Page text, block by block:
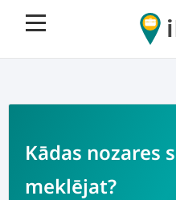
Kādas nozares
meklējat?